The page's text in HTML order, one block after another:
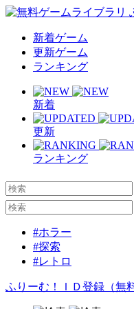
新着ゲーム
更新ゲーム
ランキング
新着
更新
ランキング
#ホラー
#探索
#レトロ
ふりーむ！ＩＤ登録（無料